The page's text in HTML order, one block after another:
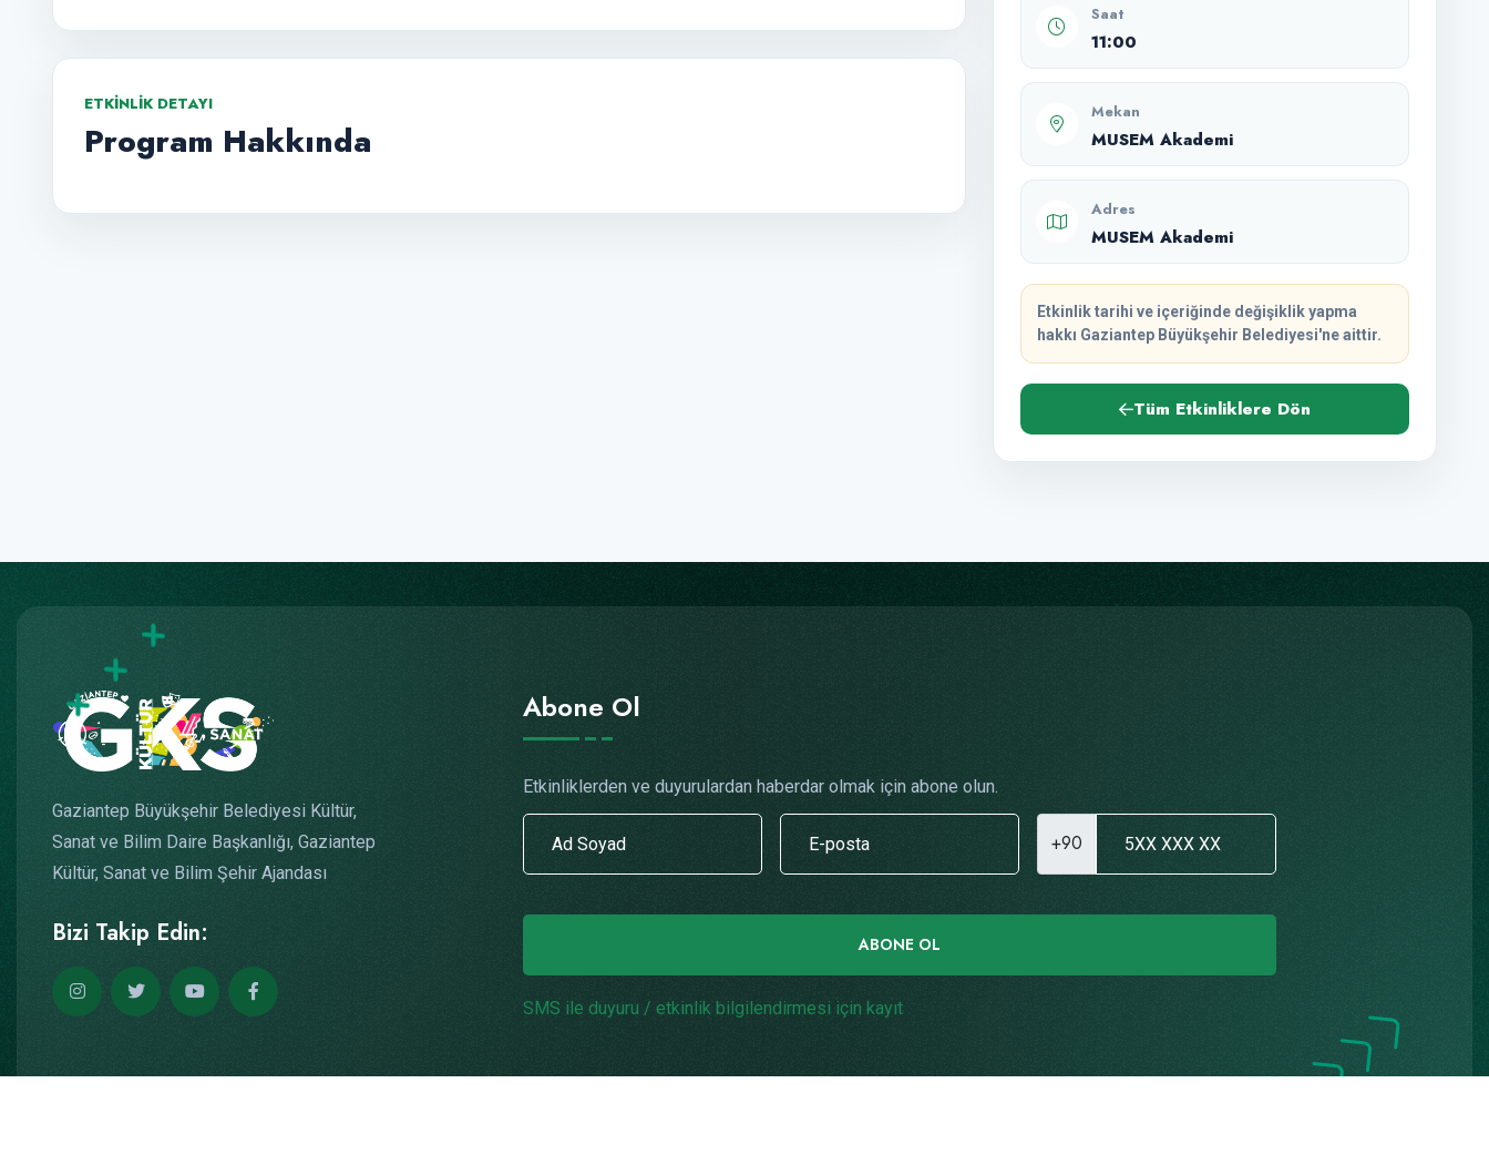
ETKINLIK DETAYI
Program Hakkında
Saat
11:00
Mekan
MUSEM Akademi
Adres
MUSEM Akademi
Etkinlik tarihi ve içeriğinde değişiklik yapma
hakkı Gaziantep Büyükşehir Belediyesi'ne aittir.
Tüm Etkinliklere Dön
Gaziantep Büyükşehir Belediyesi Kültür,
Sanat ve Bilim Daire Başkanlığı, Gaziantep
Kültür, Sanat ve Bilim Şehir Ajandası
Bizi Takip Edin:
Abone Ol
Etkinliklerden ve duyurulardan haberdar olmak için abone olun.
+90
ABONE OL
SMS ile duyuru / etkinlik bilgilendirmesi için kayıt